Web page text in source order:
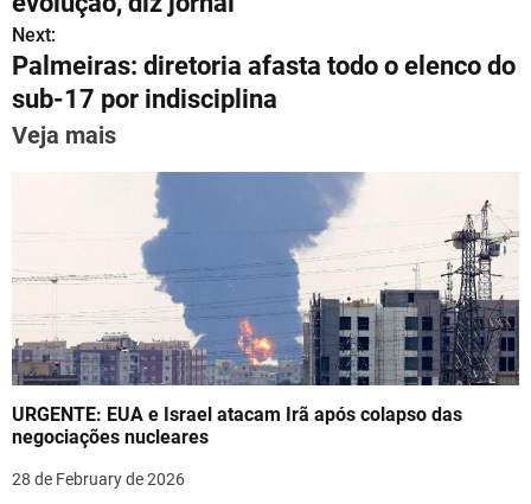
A
p
p
a
m
b
o
o
n
s
t
n
i
a
t
i
o
Next:
Palmeiras: diretoria afasta todo o elenco do
sub-17 por indisciplina
Veja mais
URGENTE: EUA e Israel atacam Irã após colapso das
negociações nucleares
28 de February de 2026